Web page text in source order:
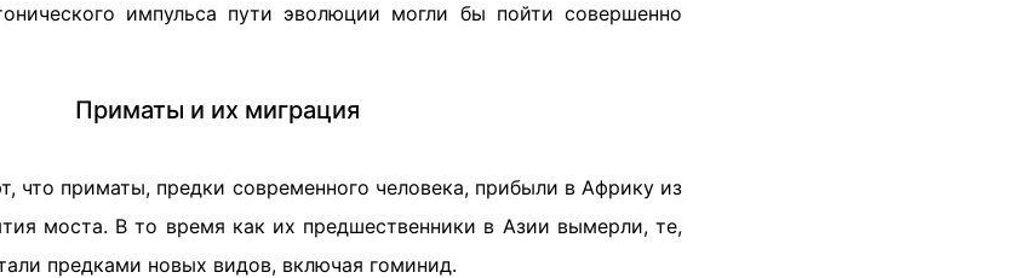
импульса пути эволюции могли бы пойти совершенно
Приматы и их миграция
что приматы, предки современного человека, прибыли в Африку из
моста. В то время как их предшественники в Азии вымерли, те,
предками новых видов, включая гоминид.